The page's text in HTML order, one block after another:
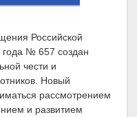
Российской
№ 657 создан
чести и
Новый
рассмотрением
и развитием